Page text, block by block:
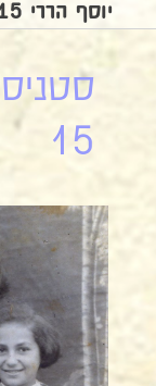
יוסף הררי 15
15